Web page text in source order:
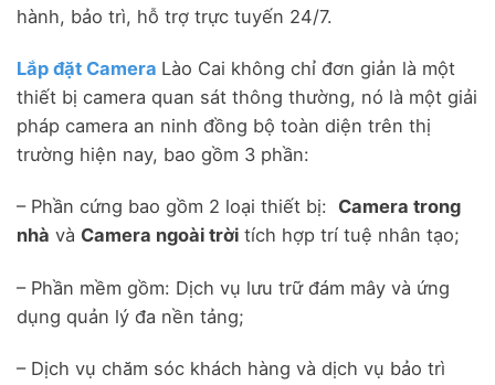
hành, bảo trì, hỗ trợ trực tuyến 24/7.
Lắp đặt Camera Lào Cai không chỉ đơn giản là một
thiết bị camera quan sát thông thường, nó là một giải
pháp camera an ninh đồng bộ toàn diện trên thị
trường hiện nay, bao gồm 3 phần:
– Phần cứng bao gồm 2 loại thiết bị: Camera trong
nhà và Camera ngoài trời tích hợp trí tuệ nhân tạo;
– Phần mềm gồm: Dịch vụ lưu trữ đám mây và ứng
dụng quản lý đa nền tảng;
– Dịch vụ chăm sóc khách hàng và dịch vụ bảo trì